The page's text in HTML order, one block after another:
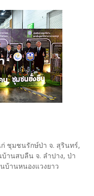
ชุมชนรักษ์ป่า จ. สุรินทร์,
านสบลืน จ. ลำปาง, ป่า
บ้านหนองแวงยาว